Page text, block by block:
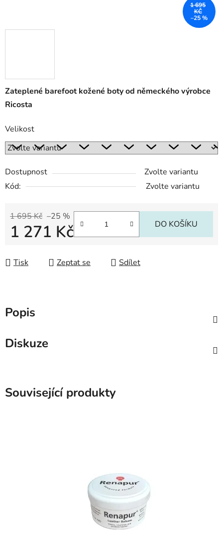
Zateplené barefoot kožené boty od německého výrobce
Ricosta
Velikost
Dostupnost
Zvolte variantu
Kód:
Zvolte variantu
1 695 Kč –25 %
1 271 Kč DO KOŠÍKU
Tisk Zeptat se Sdílet
1 695
KČ
–25 %
Popis
Diskuze
Související produkty